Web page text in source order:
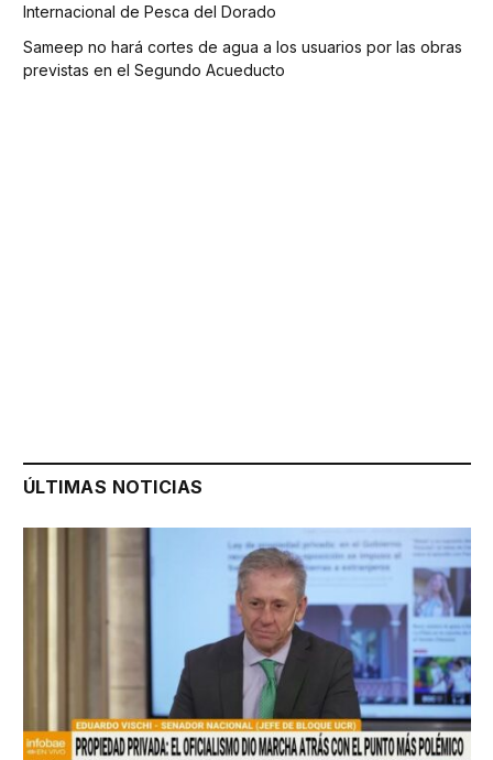
Internacional de Pesca del Dorado
Sameep no hará cortes de agua a los usuarios por las obras
previstas en el Segundo Acueducto
ÚLTIMAS NOTICIAS